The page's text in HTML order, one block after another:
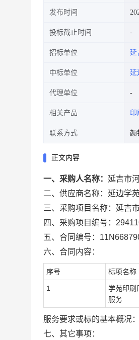
发布时间
投标截止时间
招标单位 延
中标单位 延
代理单位
相关产品 印
联系方式 颜
正文内容
一、采购人名称： 延吉市
二、供应商名称： 延边学
三、采购项目名称： 延吉
四、采购项目编号：
五、合同编号：
六、合同内容：
序号 标项名称
1
学苑印刷
服务
服务要求或标的基本概况：
七、其它事项：